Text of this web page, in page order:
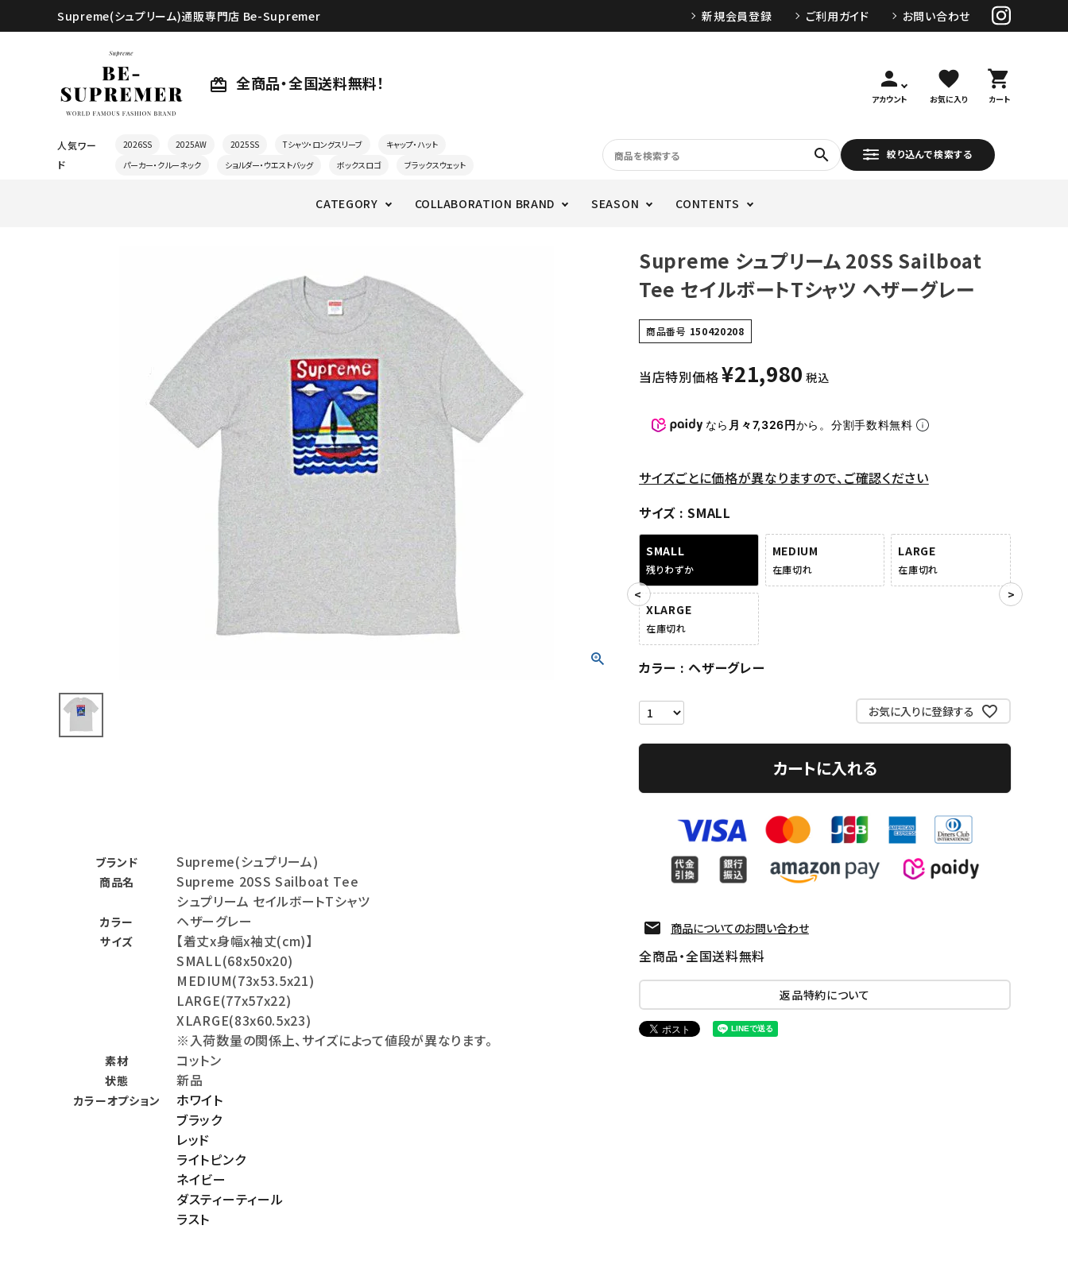
Supreme(シュプリーム)通販専門店 Be-Supremer 新規会員登録 ご利用ガイド お問い合わせ
card_giftcard 全商品・全国送料無料！ person
アカウント
favorite
お気に入り
shopping_cart
カート
人気ワー
ド
2026SS 2025AW 2025SS Tシャツ・ロングスリーブ
キャップ・ハット
パーカー・クルーネック
ショルダー・ウエストバッグ ボックスロゴ ブラックスウェット
search 絞り込んで検索する
CATEGORY COLLABORATION BRAND SEASON CONTENTS
ニット帽・ビーニー
バックパック・リュック
アクセサリー
会員登録
ブランド Supreme(シュプリーム)
商品名
Supreme 20SS Sailboat Tee
シュプリーム セイルボートTシャツ
カラー ヘザーグレー
サイズ
【着丈x身幅x袖丈(cm)】
SMALL(68x50x20)
MEDIUM(73x53.5x21)
LARGE(77x57x22)
XLARGE(83x60.5x23)
※入荷数量の関係上、サイズによって値段が異なります。
素材 コットン
状態 新品
カラーオプション
ホワイト
ブラック
レッド
ライトピンク
ネイビー
ダスティーティール
ラスト
Supreme シュプリーム 20SS Sailboat
Tee セイルボートTシャツ ヘザーグレー
商品番号 150420208
当店特別価格¥21,980 税込
なら 月々7,326円から。分割手数料無料
サイズごとに価格が異なりますので、ご確認ください
サイズ
SMALL
SMALL
残りわずか
MEDIUM
在庫切れ
LARGE
在庫切れ
XLARGE
在庫切れ
カラー ヘザーグレー
お気に入りに登録する
カートに入れる
商品についてのお問い合わせ
全商品・全国送料無料
返品特約について